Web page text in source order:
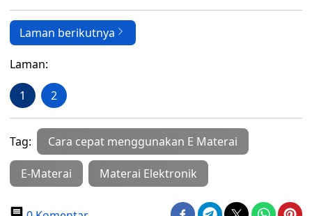
Laman berikutnya
Laman:
1 2
Tag: Cara cepat menggunakan E Materai
E-Materai Materai Elektronik